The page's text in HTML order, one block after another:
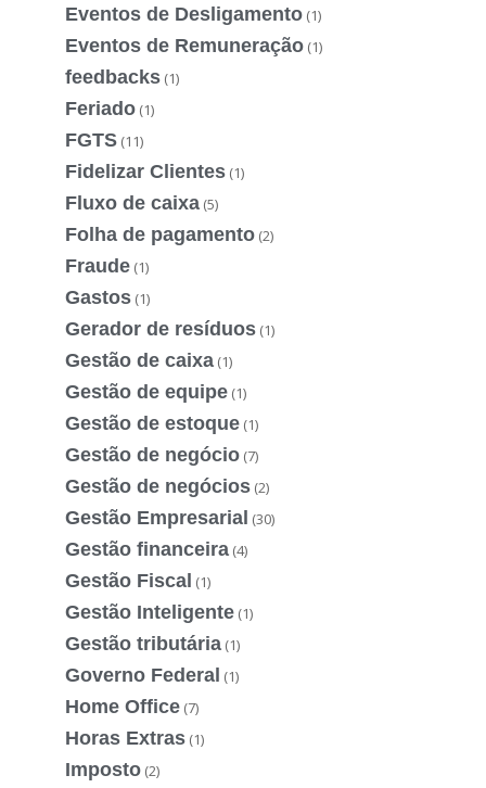
Eventos de Desligamento (1)
Eventos de Remuneração (1)
feedbacks (1)
Feriado (1)
FGTS (11)
Fidelizar Clientes (1)
Fluxo de caixa (5)
Folha de pagamento (2)
Fraude (1)
Gastos (1)
Gerador de resíduos (1)
Gestão de caixa (1)
Gestão de equipe (1)
Gestão de estoque (1)
Gestão de negócio (7)
Gestão de negócios (2)
Gestão Empresarial (30)
Gestão financeira (4)
Gestão Fiscal (1)
Gestão Inteligente (1)
Gestão tributária (1)
Governo Federal (1)
Home Office (7)
Horas Extras (1)
Imposto (2)